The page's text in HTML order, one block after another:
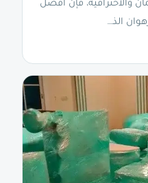
والاحترافية، فإن أفضل
الذ…